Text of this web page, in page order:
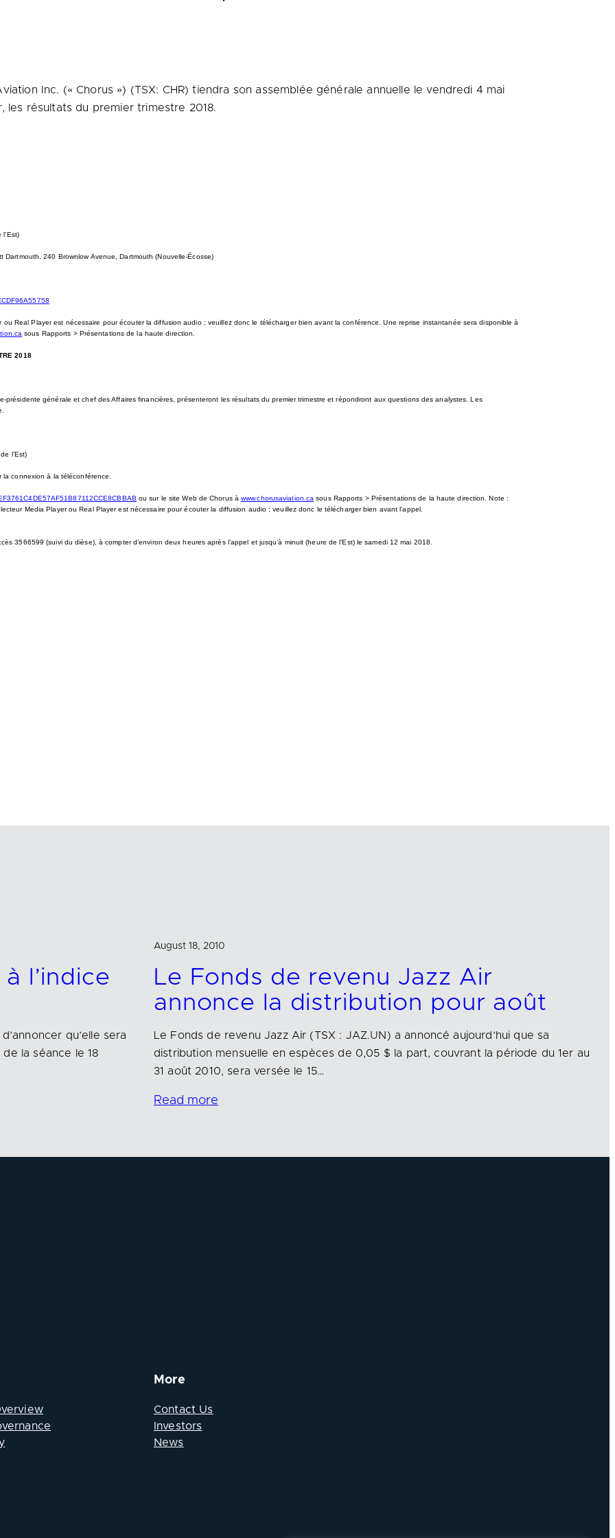
Inc. (« Chorus ») (TSX: CHR) tiendra son assemblée générale annuelle le vendredi 4 mai
les résultats du premier trimestre 2018.
de l’Est)
Dartmouth, 240 Brownlow Avenue, Dartmouth (Nouvelle-Écosse)
Real Player est nécessaire pour écouter la diffusion audio ; veuillez donc le télécharger bien avant la conférence. Une reprise instantanée sera disponible à
sous Rapports > Présentations de la haute direction.
2018
générale et chef des Affaires financières, présenteront les résultats du premier trimestre et répondront aux questions des analystes. Les
l’Est)
connexion à la téléconférence.
ou sur le site Web de Chorus àwww.chorusaviation.ca sous Rapports > Présentations de la haute direction. Note :
Media Player ou Real Player est nécessaire pour écouter la diffusion audio ; veuillez donc le télécharger bien avant l’appel.
3566599 (suivi du dièse), à compter d’environ deux heures après l’appel et jusqu’à minuit (heure de l’Est) le samedi 12 mai 2018.
l’indice
qu’elle sera
la séance le 18
August 18, 2010
Le Fonds de revenu Jazz Air
annonce la distribution pour août
Le Fonds de revenu Jazz Air (TSX : JAZ.UN) a annoncé aujourd’hui que sa
distribution mensuelle en espèces de 0,05 $ la part, couvrant la période du 1er au
31 août 2010, sera versée le 15…
Read more
More
Contact Us
Investors
News